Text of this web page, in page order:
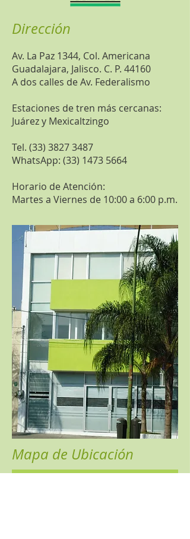
Dirección
Av. La Paz 1344, Col. Americana
Guadalajara, Jalisco. C. P. 44160
A dos calles de Av. Federalismo
Estaciones de tren más cercanas:
Juárez y Mexicaltzingo
Tel. (33) 3827 3487
WhatsApp: (33) 1473 5664
Horario de Atención:
Martes a Viernes de 10:00 a 6:00 p.m.
Mapa de Ubicación